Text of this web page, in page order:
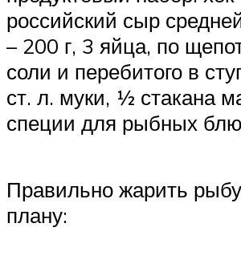
российский сыр
– 200 г, 3 яйца, по
соли и перебитого в
ст. л. муки, ½ стакана
специи для рыбных
Правильно жарить
плану: